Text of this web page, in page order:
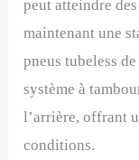
peut atteindre
maintenant une
pneus tubeless
système à
l’arrière, offrant
conditions.